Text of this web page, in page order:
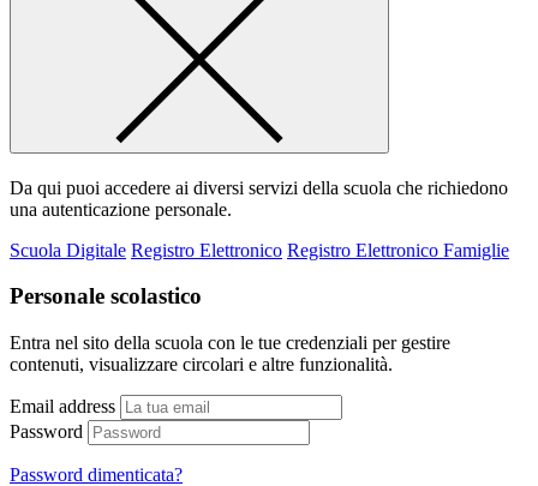
Da qui puoi accedere ai diversi servizi della scuola che richiedono
una autenticazione personale.
Scuola Digitale Registro Elettronico Registro Elettronico Famiglie
Personale scolastico
Entra nel sito della scuola con le tue credenziali per gestire
contenuti, visualizzare circolari e altre funzionalità.
Email address
Password
Password dimenticata?